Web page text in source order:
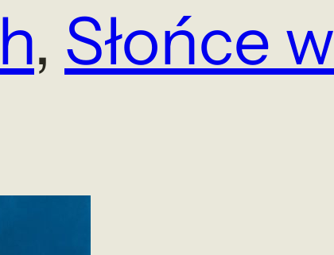
, Słońce w